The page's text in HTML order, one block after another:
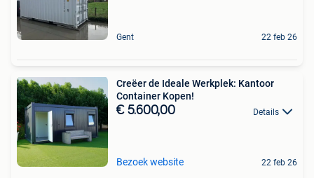
Gent 22 feb 26
Creëer de Ideale Werkplek: Kantoor
Container Kopen!
€ 5.600,00 Details
Bezoek website 22 feb 26